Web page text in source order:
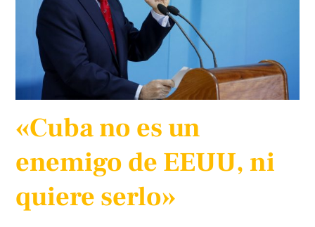
«Cuba no es un
enemigo de EEUU, ni
quiere serlo»